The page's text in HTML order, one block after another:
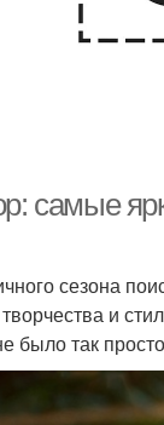
самые
сезона
и
было так